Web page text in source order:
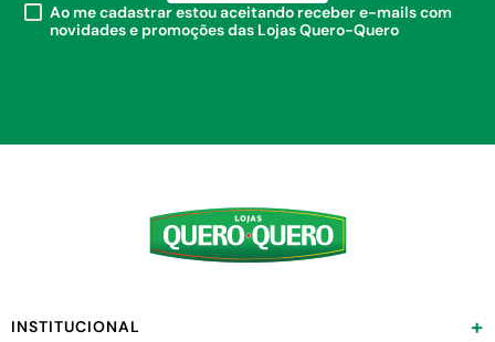
Ao me cadastrar estou aceitando receber e-mails com
novidades e promoções das Lojas Quero-Quero
INSTITUCIONAL +